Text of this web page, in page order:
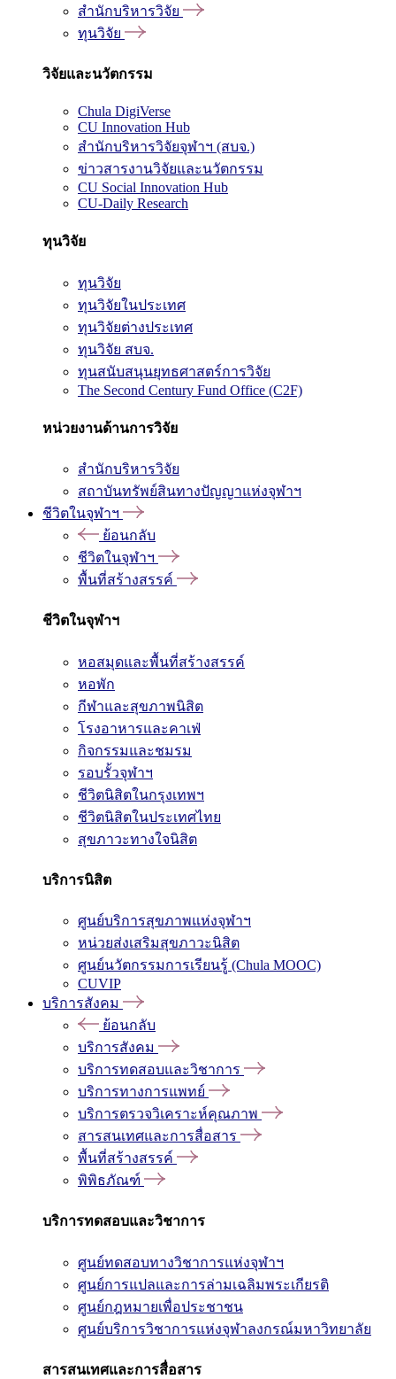
สำนักบริหารวิจัย
ทุนวิจัย
วิจัยและนวัตกรรม
Chula DigiVerse
CU Innovation Hub
สำนักบริหารวิจัยจุฬาฯ (สบจ.)
ข่าวสารงานวิจัยและนวัตกรรม
CU Social Innovation Hub
CU-Daily Research
ทุนวิจัย
ทุนวิจัย
ทุนวิจัยในประเทศ
ทุนวิจัยต่างประเทศ
ทุนวิจัย สบจ.
ทุนสนับสนุนยุทธศาสตร์การวิจัย
The Second Century Fund Office (C2F)
หน่วยงานด้านการวิจัย
สำนักบริหารวิจัย
สถาบันทรัพย์สินทางปัญญาแห่งจุฬาฯ
ชีวิตในจุฬาฯ
ย้อนกลับ
ชีวิตในจุฬาฯ
พื้นที่สร้างสรรค์
ชีวิตในจุฬาฯ
หอสมุดและพื้นที่สร้างสรรค์
หอพัก
กีฬาและสุขภาพนิสิต
โรงอาหารและคาเฟ่
กิจกรรมและชมรม
รอบรั้วจุฬาฯ
ชีวิตนิสิตในกรุงเทพฯ
ชีวิตนิสิตในประเทศไทย
สุขภาวะทางใจนิสิต
บริการนิสิต
ศูนย์บริการสุขภาพแห่งจุฬาฯ
หน่วยส่งเสริมสุขภาวะนิสิต
ศูนย์นวัตกรรมการเรียนรู้ (Chula MOOC)
CUVIP
บริการสังคม
ย้อนกลับ
บริการสังคม
บริการทดสอบและวิชาการ
บริการทางการแพทย์
บริการตรวจวิเคราะห์คุณภาพ
สารสนเทศและการสื่อสาร
พื้นที่สร้างสรรค์
พิพิธภัณฑ์
บริการทดสอบและวิชาการ
ศูนย์ทดสอบทางวิชาการแห่งจุฬาฯ
ศูนย์การแปลและการล่ามเฉลิมพระเกียรติ
ศูนย์กฎหมายเพื่อประชาชน
ศูนย์บริการวิชาการแห่งจุฬาลงกรณ์มหาวิทยาลัย
สารสนเทศและการสื่อสาร